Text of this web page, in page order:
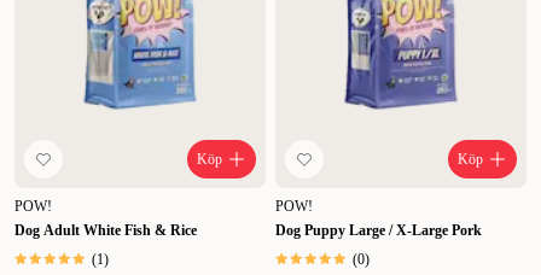
Köp
POW!
Dog Adult White Fish & Rice
(1)
Köp
POW!
Dog Puppy Large / X-Large Pork
(0)